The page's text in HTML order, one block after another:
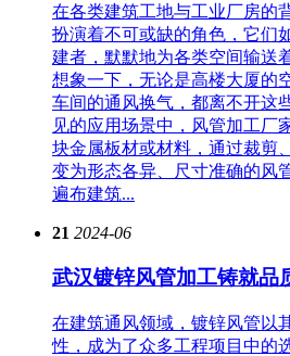
在各类建筑工地与工业厂房的
扮演着不可或缺的角色，它们
建者，默默地为各类空间输送
想象一下，无论是高楼大厦的
车间的通风换气，都离不开这
见的应用场景中，风管加工厂
块金属板材或材料，通过裁剪
变为形态各异、尺寸准确的风
遍布建筑...
21 2024-06
武汉镀锌风管加工铸就品
在建筑通风领域，镀锌风管以
性，成为了众多工程项目中的